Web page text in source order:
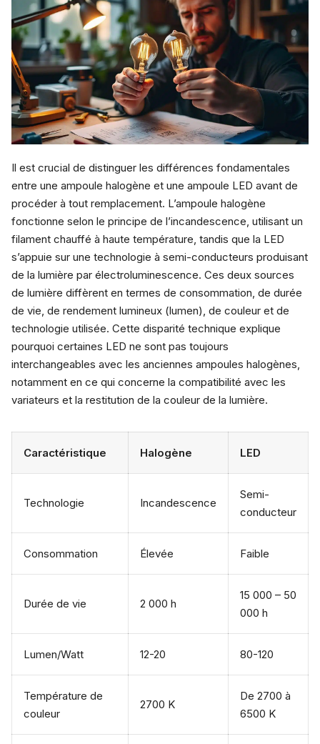
Il est crucial de distinguer les différences fondamentales
entre une ampoule halogène et une ampoule LED avant de
procéder à tout remplacement. L’ampoule halogène
fonctionne selon le principe de l’incandescence, utilisant un
filament chauffé à haute température, tandis que la LED
s’appuie sur une technologie à semi-conducteurs produisant
de la lumière par électroluminescence. Ces deux sources
de lumière diffèrent en termes de consommation, de durée
de vie, de rendement lumineux (lumen), de couleur et de
technologie utilisée. Cette disparité technique explique
pourquoi certaines LED ne sont pas toujours
interchangeables avec les anciennes ampoules halogènes,
notamment en ce qui concerne la compatibilité avec les
variateurs et la restitution de la couleur de la lumière.
Caractéristique Halogène LED
Technologie Incandescence
Semi-
conducteur
Consommation Élevée Faible
Durée de vie 2 000 h
15 000 – 50
000 h
Lumen/Watt 12-20 80-120
Température de
couleur
2700 K
De 2700 à
6500 K